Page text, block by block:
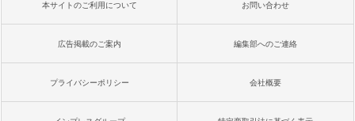
本サイトのご利用について お問い合わせ
広告掲載のご案内 編集部へのご連絡
プライバシーポリシー 会社概要